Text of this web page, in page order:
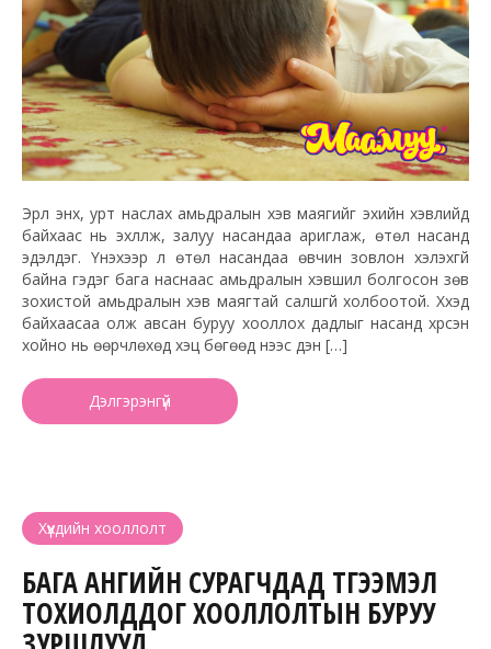
Эрүүл энх, урт наслах амьдралын хэв маягийг эхийн хэвлийд
байхаас нь эхлүүлж, залуу насандаа ариглаж, өтөл насанд
эдэлдэг. Үнэхээр л өтөл насандаа өвчин зовлон хэлэхгүй
байна гэдэг бага наснаас амьдралын хэвшил болгосон зөв
зохистой амьдралын хэв маягтай салшгүй холбоотой. Хүүхэд
байхаасаа олж авсан буруу хооллох дадлыг насанд хүрсэн
хойно нь өөрчлөхөд хэцүү бөгөөд үүнээс үүдэн […]
Дэлгэрэнгүй
Хүүхдийн хооллолт
БАГА АНГИЙН СУРАГЧДАД ТҮГЭЭМЭЛ
ТОХИОЛДДОГ ХООЛЛОЛТЫН БУРУУ